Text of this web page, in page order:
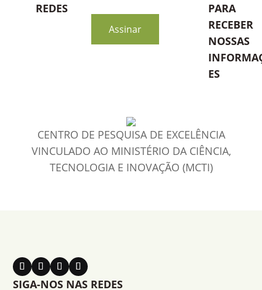
REDES
blank
Assinar
PARA
RECEBER
NOSSAS
ES
CENTRO DE PESQUISA DE EXCELÊNCIA
VINCULADO AO MINISTÉRIO DA CIÊNCIA,
TECNOLOGIA E INOVAÇÃO (MCTI)
SIGA-NOS NAS REDES